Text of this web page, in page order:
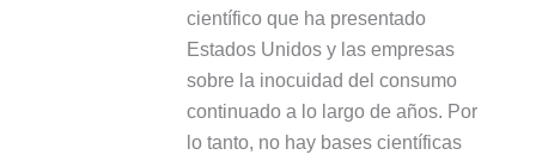
científico que ha presentado
Estados Unidos y las empresas
sobre la inocuidad del consumo
continuado a lo largo de años. Por
lo tanto, no hay bases científicas